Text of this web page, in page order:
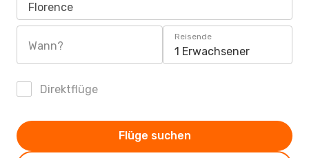
Florence
Wann?
Reisende
1 Erwachsener
Direktflüge
Flüge suchen